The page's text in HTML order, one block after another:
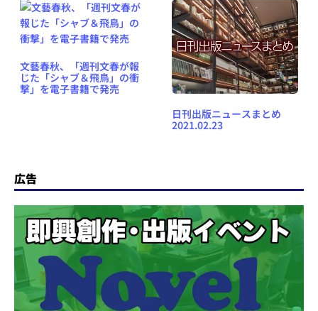
文藝春秋、「週刊文春が報
じた「シャブ＆飛鳥」の衝
撃」を電子書籍で発売
日刊出版ニュースまとめ
2021.02.23
広告